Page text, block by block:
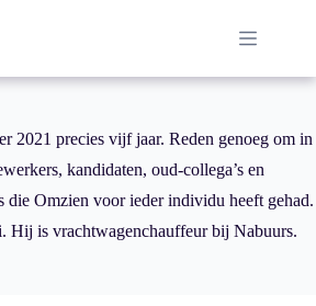
2021 precies vijf jaar. Reden genoeg om in
kandidaten, oud-collega’s en
die Omzien voor ieder individu heeft gehad.
Hij is vrachtwagenchauffeur bij Nabuurs.